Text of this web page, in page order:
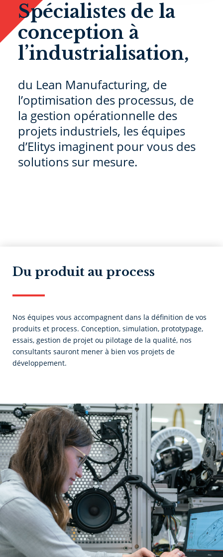
Spécialistes de la
conception à
l’industrialisation,
du Lean Manufacturing, de
l’optimisation des processus, de
la gestion opérationnelle des
projets industriels, les équipes
d’Elitys imaginent pour vous des
solutions sur mesure.
Du produit au process
Nos équipes vous accompagnent dans la définition de vos
produits et process. Conception, simulation, prototypage,
essais, gestion de projet ou pilotage de la qualité, nos
consultants sauront mener à bien vos projets de
développement.